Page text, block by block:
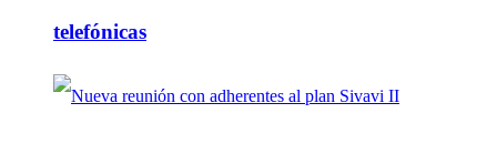
telefónicas